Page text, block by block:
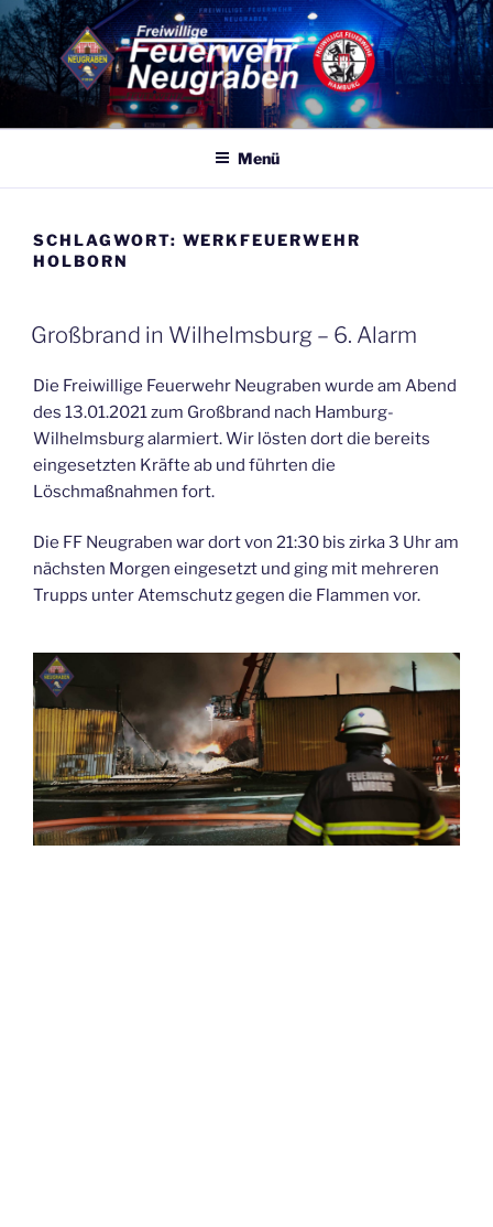
Zum
Inhalt
springen
FF NEUGRABEN
Eine von 86 Freiwilligen Feuerwehren Hamburgs – 365 Tage, 24
Menü
SCHLAGWORT: WERKFEUERWEHR
HOLBORN
VERÖFFENTLICHT
AM
Großbrand in Wilhelmsburg – 6. Alarm
Die Freiwillige Feuerwehr Neugraben wurde am Abend
des 13.01.2021 zum Großbrand nach Hamburg-
Wilhelmsburg alarmiert. Wir lösten dort die bereits
eingesetzten Kräfte ab und führten die
Löschmaßnahmen fort.
Die FF Neugraben war dort von 21:30 bis zirka 3 Uhr am
nächsten Morgen eingesetzt und ging mit mehreren
Trupps unter Atemschutz gegen die Flammen vor.